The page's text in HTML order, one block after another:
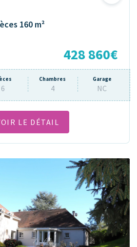
160 m²
428 860€
6
Chambres
4
Garage
NC
LE DÉTAIL